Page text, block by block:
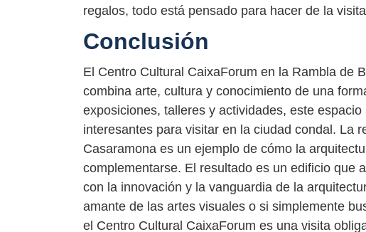
regalos, todo está pensado para hacer de la
Conclusión
El Centro Cultural CaixaForum en la Rambla de
combina arte, cultura y conocimiento de una
exposiciones, talleres y actividades, este
interesantes para visitar en la ciudad condal. La
Casaramona es un ejemplo de cómo la
complementarse. El resultado es un edificio que
con la innovación y la vanguardia de la
amante de las artes visuales o si simplemente
el Centro Cultural CaixaForum es una visita